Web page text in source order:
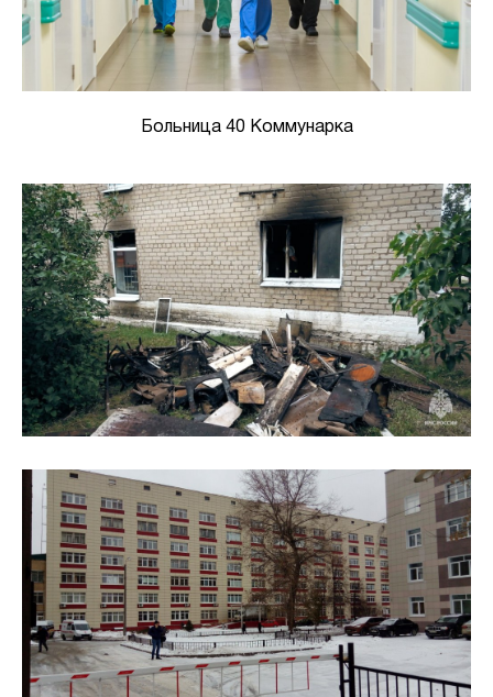
Больница 40 Коммунарка